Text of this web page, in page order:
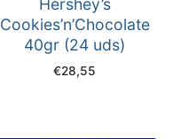
Hershey’s
Cookies’n’Chocolate
40gr (24 uds)
€28,55